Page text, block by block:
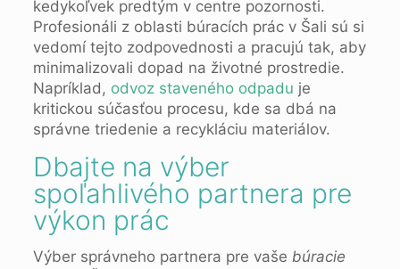
kedykoľvek predtým v centre pozornosti.
Profesionáli z oblasti búracích prác v Šali sú si
vedomí tejto zodpovednosti a pracujú tak, aby
minimalizovali dopad na životné prostredie.
Napríklad, odvoz staveného odpadu je
kritickou súčasťou procesu, kde sa dbá na
správne triedenie a recykláciu materiálov.
Dbajte na výber
spoľahlivého partnera pre
výkon prác
Výber správneho partnera pre vaše búracie